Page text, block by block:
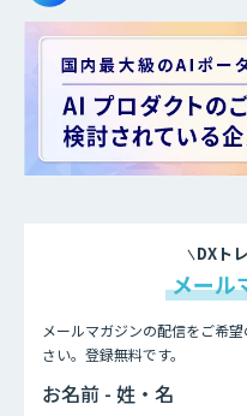
DXト
メール
メールマガジンの配信をご希
さい。登録無料です。
お名前 - 姓・名